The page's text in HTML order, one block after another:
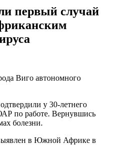
первый случай
Виго автономного
у 30-летнего
по работе. Вернувшись
болезни.
в Южной Африке в